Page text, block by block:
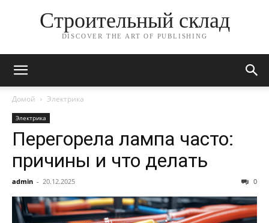
Строительный склад
DISCOVER THE ART OF PUBLISHING
Домой Электрика
Электрика
Перегорела лампа часто:
причины и что делать
admin - 20.12.2025 0